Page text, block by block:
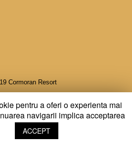
Cormoran Resort
SiteOriginTheme
pentru a oferi o experienta mai
navigarii implica acceptarea
ACCEPT